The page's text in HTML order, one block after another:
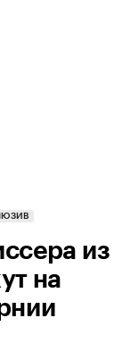
из
на